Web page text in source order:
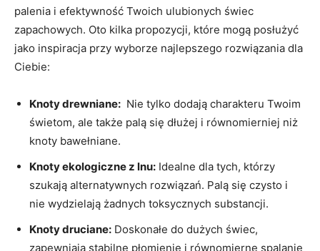
palenia‌ i efektywność ⁤Twoich ulubionych świec⁣
zapachowych. Oto kilka‌ propozycji, które mogą posłużyć⁢
jako inspiracja przy wyborze najlepszego ⁣rozwiązania dla
Ciebie:
Knoty drewniane: ⁢ Nie ‌tylko dodają charakteru Twoim
‌świetom, ale także palą się ⁣dłużej i‍ równomierniej niż
knoty bawełniane.
Knoty ‌ekologiczne z lnu: Idealne ​dla tych, którzy
⁤szukają alternatywnych rozwiązań. Palą ⁤się czysto i
nie wydzielają żadnych toksycznych substancji.
Knoty⁣ druciane: ​Doskonałe do ⁤dużych ⁣świec, ​
zapewniają stabilne⁤ płomienie i równomierne spalanie​